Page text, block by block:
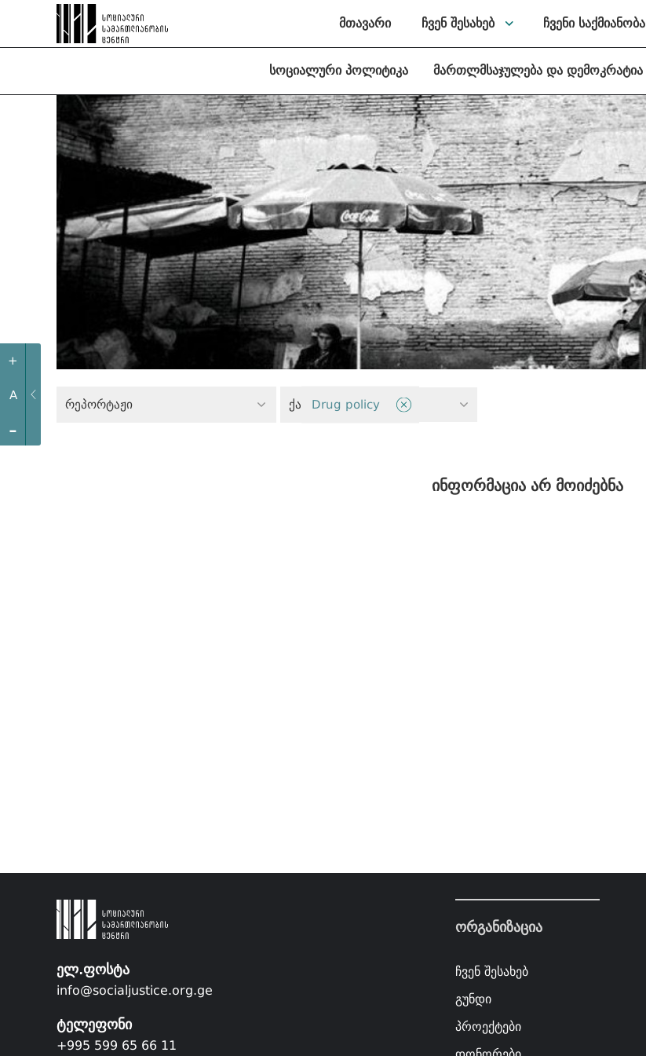
+
A
-
მთავარი ჩვენ შესახებ ჩვენი საქმიანობა
სოციალური პოლიტიკა მართლმსაჯულება და დემოკრატია
რეპორტაჟი ქალთა უფლებები
Drug policy
ინფორმაცია არ მოიძებნა
ელ.ფოსტა
info@socialjustice.org.ge
ტელეფონი
+995 599 65 66 11
ორგანიზაცია
ჩვენ შესახებ
გუნდი
პროექტები